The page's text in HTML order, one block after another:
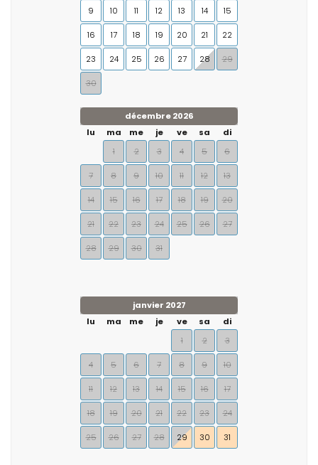
9 10 11 12 13 14 15
16 17 18 19 20 21 22
23 24 25 26 27 28 29
30
décembre 2026
lu
ma me je ve sa
di
1
2 3 4 5 6
7 8 9 10 11 12 13
14 15 16 17 18 19 20
21 22 23 24 25 26 27
28 29 30 31
janvier 2027
lu
ma me je ve sa
di
1
2 3
4 5 6 7 8 9 10
11 12 13 14 15 16 17
18 19 20 21 22 23 24
25 26 27 28 29 30 31